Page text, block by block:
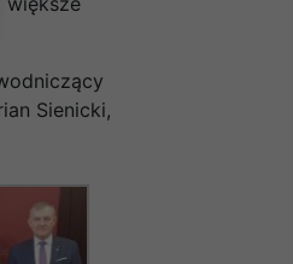
Sienicki,